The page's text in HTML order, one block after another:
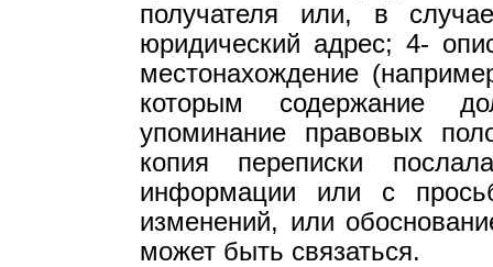
получателя или, в
юридический адрес; 4-
местонахождение
которым содержание
упоминание правовых
копия переписки
информации или с
изменений, или
может быть связаться.